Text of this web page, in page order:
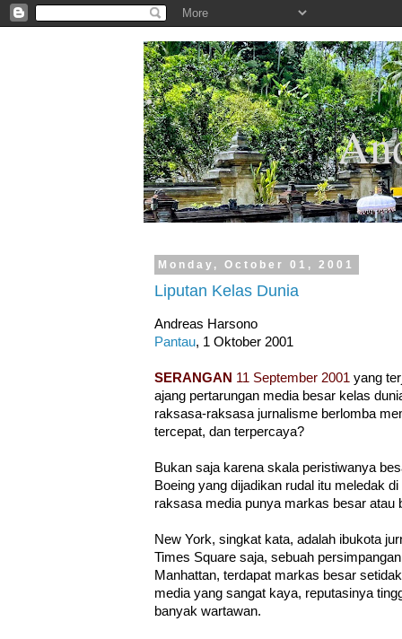
.
Monday, October 01, 2001
Liputan Kelas Dunia
Andreas Harsono
Pantau, 1 Oktober 2001
SERANGAN 11 September 2001 yang
ajang pertarungan media besar kelas
raksasa-raksasa jurnalisme berlomba
tercepat, dan terpercaya?
Bukan saja karena skala peristiwanya
Boeing yang dijadikan rudal itu meledak
raksasa media punya markas besar atau
New York, singkat kata, adalah ibukota
Times Square saja, sebuah
Manhattan, terdapat markas besar
media yang sangat kaya, reputasinya
banyak wartawan.